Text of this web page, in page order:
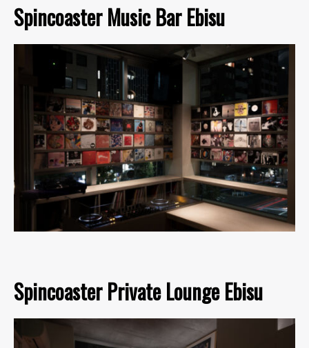
Spincoaster Music Bar Ebisu
Spincoaster Private Lounge Ebisu